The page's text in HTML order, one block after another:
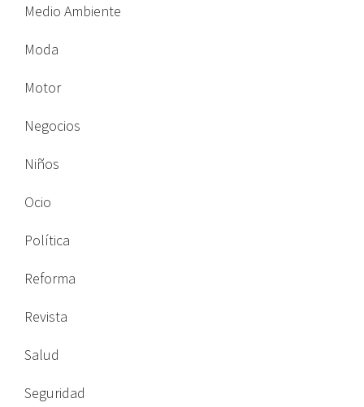
Medio Ambiente
Moda
Motor
Negocios
Niños
Ocio
Política
Reforma
Revista
Salud
Seguridad